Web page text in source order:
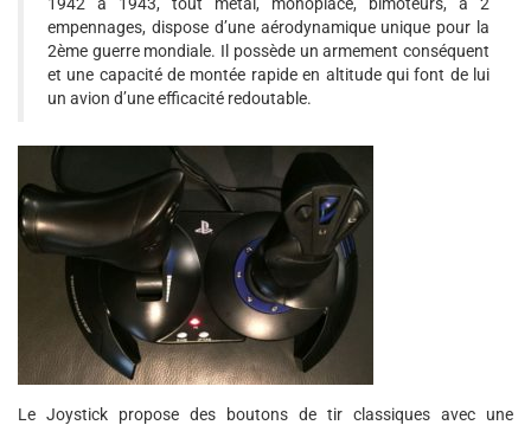
empennages, dispose d’une aérodynamique unique pour la
2ème guerre mondiale. Il possède un armement conséquent
et une capacité de montée rapide en altitude qui font de lui
un avion d’une efficacité redoutable.
Le Joystick propose des boutons de tir classiques avec une